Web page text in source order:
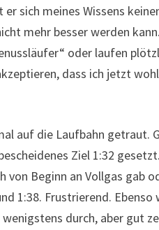
sich meines Wissens
mehr besser werden
oder laufen
dass ich jetzt
auf die Laufbahn getraut.
Ziel 1:32
von Beginn an Vollgas gab
1:38. Frustrierend. Ebenso
durch, aber gut